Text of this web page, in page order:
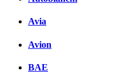
Avia
Avion
BAE